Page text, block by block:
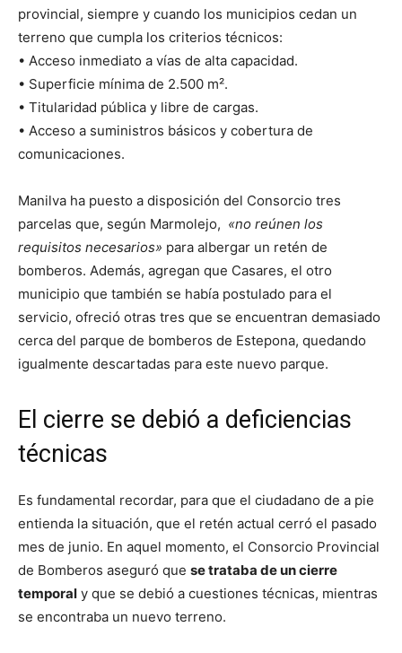
provincial, siempre y cuando los municipios cedan un
terreno que cumpla los criterios técnicos:
• Acceso inmediato a vías de alta capacidad.
• Superficie mínima de 2.500 m².
• Titularidad pública y libre de cargas.
• Acceso a suministros básicos y cobertura de
comunicaciones.
Manilva ha puesto a disposición del Consorcio tres
parcelas que, según Marmolejo, «no reúnen los
requisitos necesarios» para albergar un retén de
bomberos. Además, agregan que Casares, el otro
municipio que también se había postulado para el
servicio, ofreció otras tres que se encuentran demasiado
cerca del parque de bomberos de Estepona, quedando
igualmente descartadas para este nuevo parque.
El cierre se debió a deficiencias
técnicas
Es fundamental recordar, para que el ciudadano de a pie
entienda la situación, que el retén actual cerró el pasado
mes de junio. En aquel momento, el Consorcio Provincial
de Bomberos aseguró que se trataba de un cierre
temporal y que se debió a cuestiones técnicas, mientras
se encontraba un nuevo terreno.